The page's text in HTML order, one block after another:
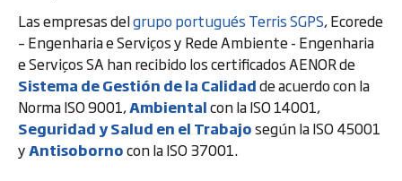
Las empresas delgrupo portugués Terris SGPS, Ecorede
– Engenharia e Serviços y Rede Ambiente - Engenharia
e Serviços SA han recibido los certificados AENOR de
Sistema de Gestión de la Calidadde acuerdo con la
Norma ISO 9001,Ambientalcon la ISO 14001,
Seguridad y Salud en el Trabajosegún la ISO 45001
yAntisobornocon la ISO 37001.